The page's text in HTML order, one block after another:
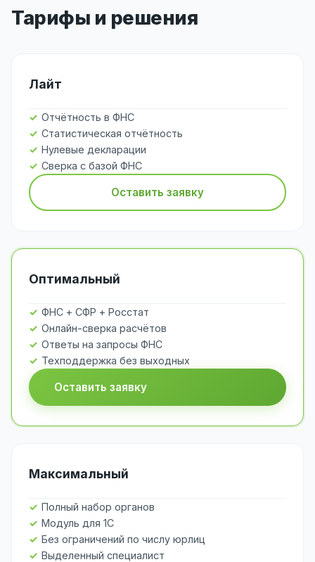
Тарифы и решения
Лайт
Отчётность в ФНС
Статистическая отчётность
Нулевые декларации
Сверка с базой ФНС
Оставить заявку
Оптимальный
ФНС + СФР + Росстат
Онлайн-сверка расчётов
Ответы на запросы ФНС
Техподдержка без выходных
Оставить заявку
Максимальный
Полный набор органов
Модуль для 1С
Без ограничений по числу юрлиц
Выделенный специалист